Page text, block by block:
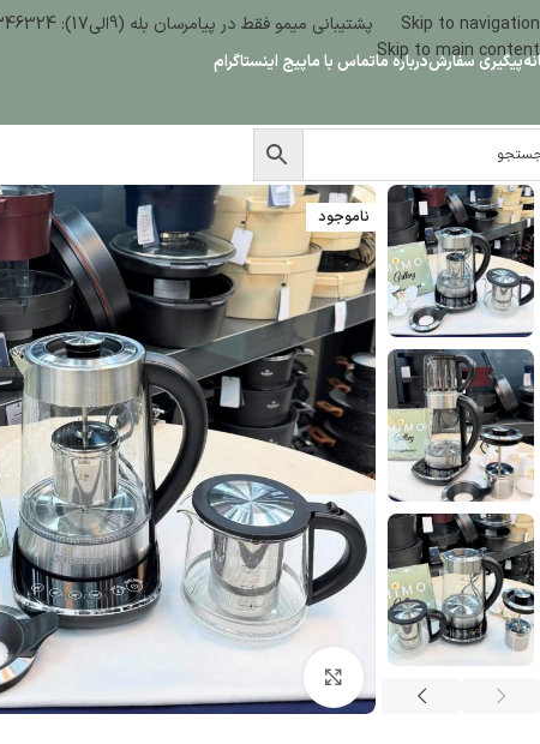
Skip to navigation
Skip to main content
پشتیبانی میمو فقط در پیامرسان بله (9الی17): 09386346324
پیگیری سفارشدرباره ماتماس با ماپیج اینستاگرام
ناموجود